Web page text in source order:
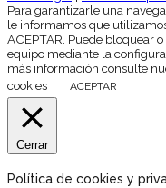
Para garantizarle una
le informamos que
ACEPTAR. Puede bloquear
equipo mediante la
más información consulte
cookies
ACEPTAR
Cerrar
Política de cookies y